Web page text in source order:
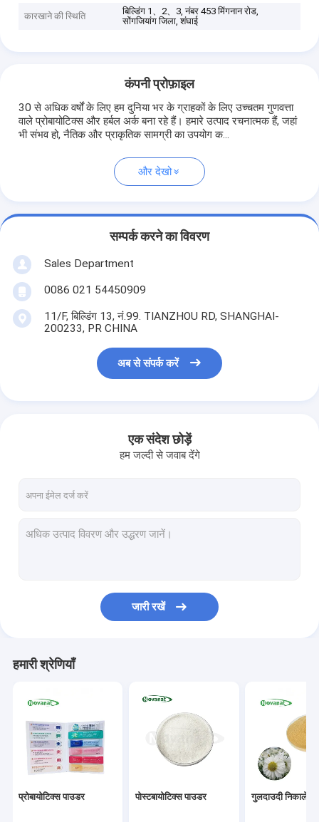
कारखाने की स्थिति
बिल्डिंग 1、2、3, नंबर 453 मिंगनान रोड,
सोंगजियांग जिला, शंघाई
कंपनी प्रोफ़ाइल
30 से अधिक वर्षों के लिए हम दुनिया भर के ग्राहकों के लिए उच्चतम गुणवत्ता
वाले प्रोबायोटिक्स और हर्बल अर्क बना रहे हैं। हमारे उत्पाद रचनात्मक हैं, जहां
भी संभव हो, नैतिक और प्राकृतिक सामग्री का उपयोग क...
और देखो
सम्पर्क करने का विवरण
Sales Department
0086 021 54450909
11/F, बिल्डिंग 13, नं.99. TIANZHOU RD, SHANGHAI-
200233, PR CHINA
अब से संपर्क करें
एक संदेश छोड़ें
हम जल्दी से जवाब देंगे
जारी रखें
हमारी श्रेणियाँ
प्रोबायोटिक्स पाउडर पोस्टबायोटिक्स पाउडर गुलदाउदी निकालें